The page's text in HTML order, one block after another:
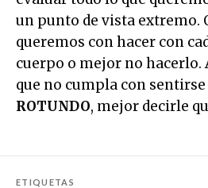
un punto de vista extremo.
queremos con hacer con
cuerpo o mejor no hacerlo.
que no cumpla con
ROTUNDO, mejor decirle
ETIQUETAS